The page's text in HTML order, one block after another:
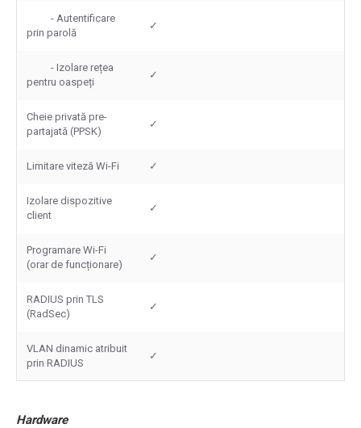
- Autentificare
prin parolă
✓
- Izolare rețea
pentru oaspeți
✓
Cheie privată pre-
partajată (PPSK)
✓
Limitare viteză Wi-Fi ✓
Izolare dispozitive
client
✓
Programare Wi-Fi
(orar de funcționare)
✓
RADIUS prin TLS
(RadSec)
✓
VLAN dinamic atribuit
prin RADIUS
✓
Hardware